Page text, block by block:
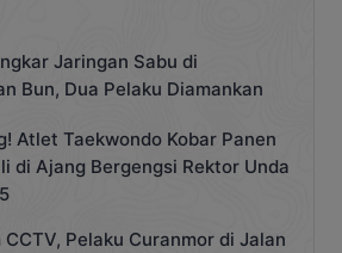
Jaringan Sabu di
Bun, Dua Pelaku Diamankan
Atlet Taekwondo Kobar Panen
di Ajang Bergengsi Rektor Unda
CCTV, Pelaku Curanmor di Jalan